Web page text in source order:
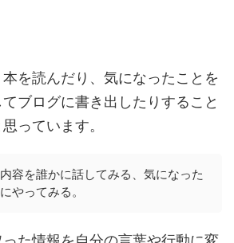
を読んだり、気になったことを
ブログに書き出したりすること
っています。
容を誰かに話してみる、気になった
やってみる。